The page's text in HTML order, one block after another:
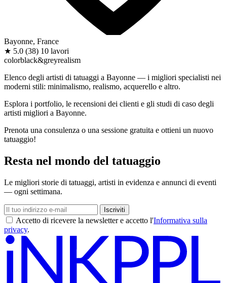
Bayonne, France
★ 5.0 (38) 10 lavori
colorblack&greyrealism
Elenco degli artisti di tatuaggi a Bayonne — i migliori specialisti nei
moderni stili: minimalismo, realismo, acquerello e altro.
Esplora i portfolio, le recensioni dei clienti e gli studi di caso degli
artisti migliori a Bayonne.
Prenota una consulenza o una sessione gratuita e ottieni un nuovo
tatuaggio!
Resta nel mondo del tatuaggio
Le migliori storie di tatuaggi, artisti in evidenza e annunci di eventi
— ogni settimana.
Iscriviti
Accetto di ricevere la newsletter e accetto l'Informativa sulla
privacy.